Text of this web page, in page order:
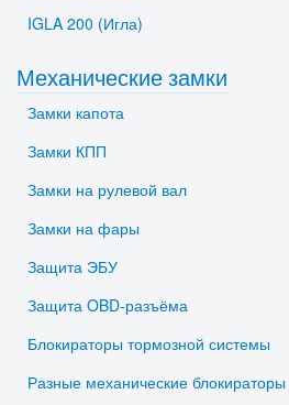
IGLA 200 (Игла)
Механические замки
Замки капота
Замки КПП
Замки на рулевой вал
Замки на фары
Защита ЭБУ
Защита OBD-разъёма
Блокираторы тормозной системы
Разные механические блокираторы